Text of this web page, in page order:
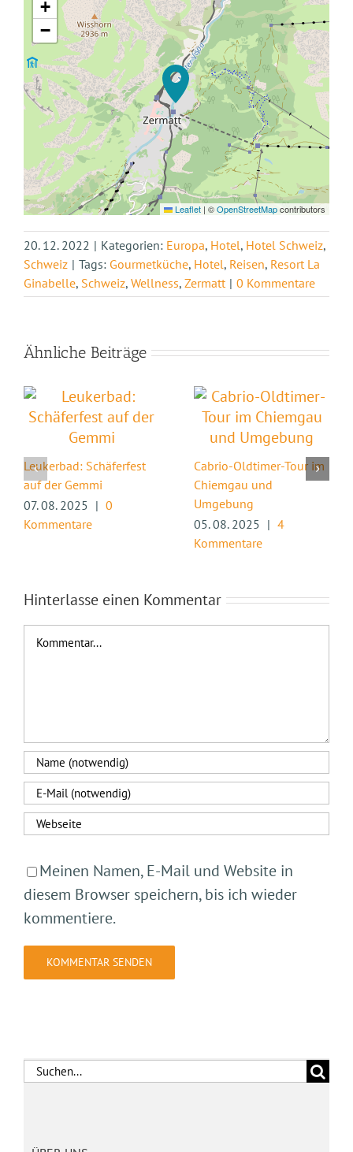
+
−
Leaflet | ©OpenStreetMapcontributors
20. 12. 2022 | Kategorien: Europa, Hotel, Hotel Schweiz,
Schweiz | Tags: Gourmetküche, Hotel, Reisen, Resort La
Ginabelle, Schweiz, Wellness, Zermatt | 0 Kommentare
Ähnliche Beiträge
Leukerbad: Schäferfest
auf der Gemmi
07. 08. 2025 | 0
Kommentare
Cabrio-Oldtimer-Tour im
Chiemgau und
Umgebung
05. 08. 2025 | 4
Kommentare
Hinterlasse einen Kommentar
Kommentar
Meinen Namen, E-Mail und Website in
diesem Browser speichern, bis ich wieder
kommentiere.
Suche